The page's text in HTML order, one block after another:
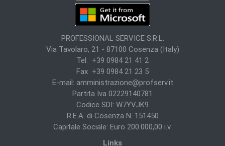
PROFESSIONAL SERVICE S.R.L.
Via Tavolaro, 21 - 87100 Cosenza (Italy)
Tel. +39 0984 21 41 2
Fax +39 0984 21 23 5
E-mail: amministrazione@profserv.it
Partita Iva 02229140781
Codice SDI: W7YVJK9
R.E.A. di Cosenza N. 151450
Capitale Sociale: Euro 200.000,00 i.v.
Links